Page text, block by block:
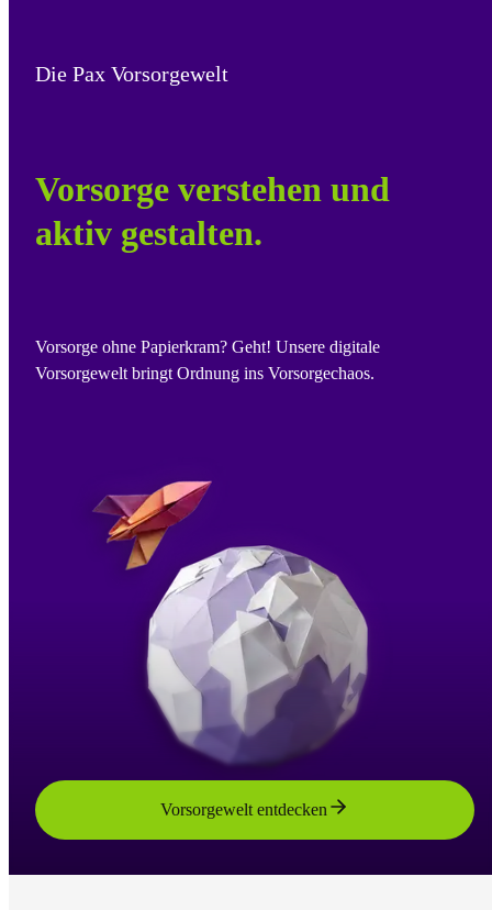
Die Pax Vorsorgewelt
Vorsorge verstehen und
aktiv gestalten.
Vorsorge ohne Papierkram? Geht! Unsere digitale
Vorsorgewelt bringt Ordnung ins Vorsorgechaos.
Vorsorgewelt entdecken